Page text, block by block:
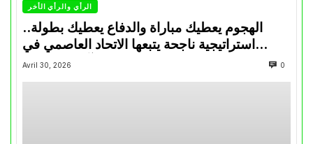
الرأي والرأي الأخر
الهجوم يعطيك مباراة والدفاع يعطيك بطولة..
استراتيجية ناجحة يتبعها الاتحاد العاصمي في
تتويجاته آخر السنوات
Avril 30, 2026 0